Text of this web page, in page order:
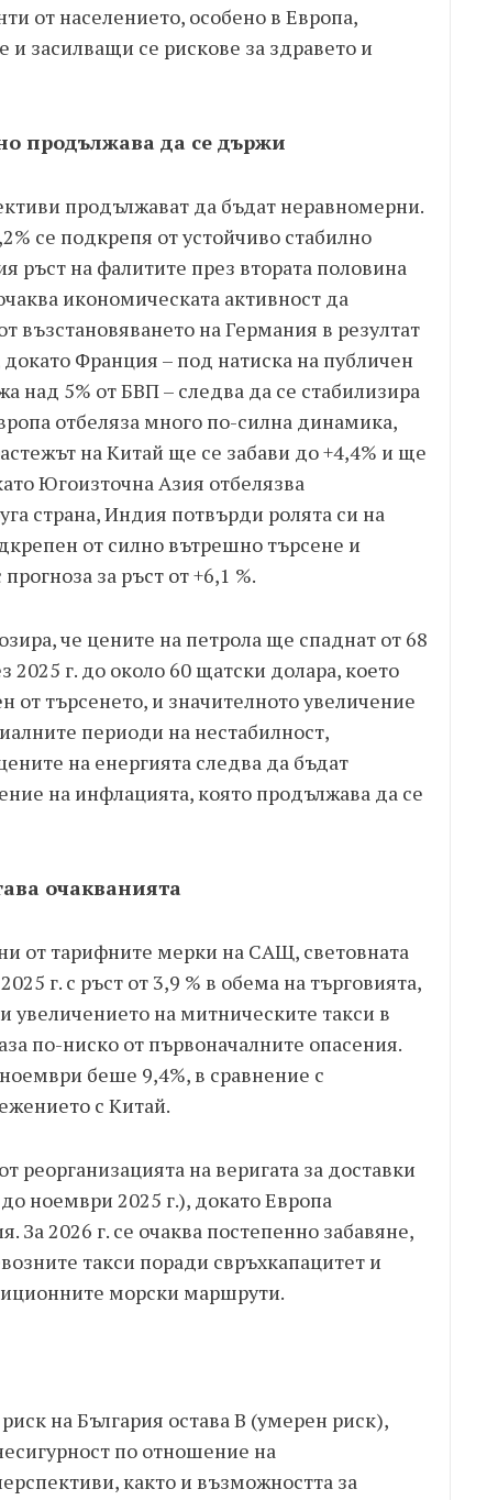
от населението, особено в Европа,
засилващи се рискове за здравето и
продължава да се държи
продължават да бъдат неравномерни.
се подкрепя от устойчиво стабилно
ръст на фалитите през втората половина
икономическата активност да
възстановяването на Германия в резултат
Франция – под натиска на публичен
над 5% от БВП – следва да се стабилизира
отбеляза много по-силна динамика,
на Китай ще се забави до +4,4% и ще
Югоизточна Азия отбелязва
страна, Индия потвърди ролята си на
от силно вътрешно търсене и
за ръст от +6,1 %.
че цените на петрола ще спаднат от 68
2025 г. до около 60 щатски долара, което
от търсенето, и значителното увеличение
периоди на нестабилност,
на енергията следва да бъдат
на инфлацията, която продължава да се
очакванията
от тарифните мерки на САЩ, световната
г. с ръст от 3,9 % в обема на търговията,
на митническите такси в
по-ниско от първоначалните опасения.
беше 9,4%, в сравнение с
с Китай.
на веригата за доставки
ноември 2025 г.), докато Европа
За 2026 г. се очаква постепенно забавяне,
такси поради свръхкапацитет и
морски маршрути.
на България остава B (умерен риск),
по отношение на
както и възможността за